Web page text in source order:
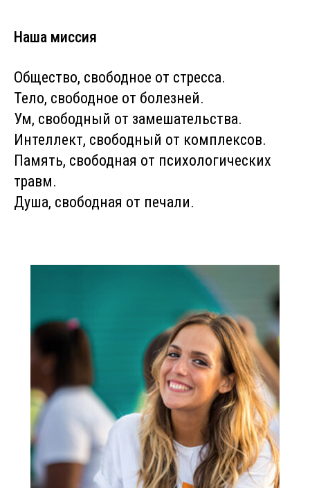
Наша миссия
Общество, свободное от стресса.
Тело, свободное от болезней.
Ум, свободный от замешательства.
Интеллект, свободный от комплексов.
Память, свободная от психологических
травм.
Душа, свободная от печали.